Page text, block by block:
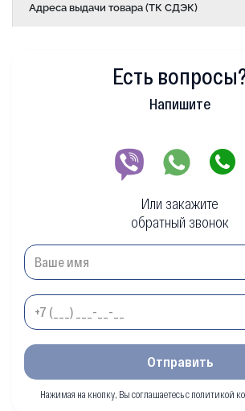
Адреса выдачи товара (ТК СДЭК)
Есть
Напишите
Или закажите
обратный звонок
Отправить
Нажимая на кнопку, Вы соглашаетесь с политикой